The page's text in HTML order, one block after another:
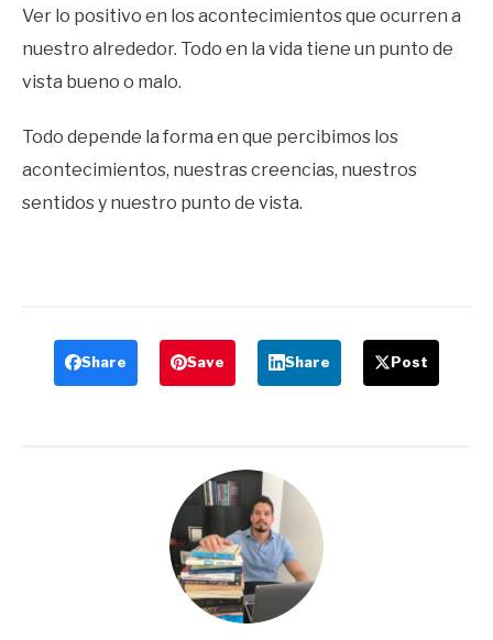
Ver lo positivo en los acontecimientos que ocurren a
nuestro alrededor. Todo en la vida tiene un punto de
vista bueno o malo.
Todo depende la forma en que percibimos los
acontecimientos, nuestras creencias, nuestros
sentidos y nuestro punto de vista.
Share Save Share Post